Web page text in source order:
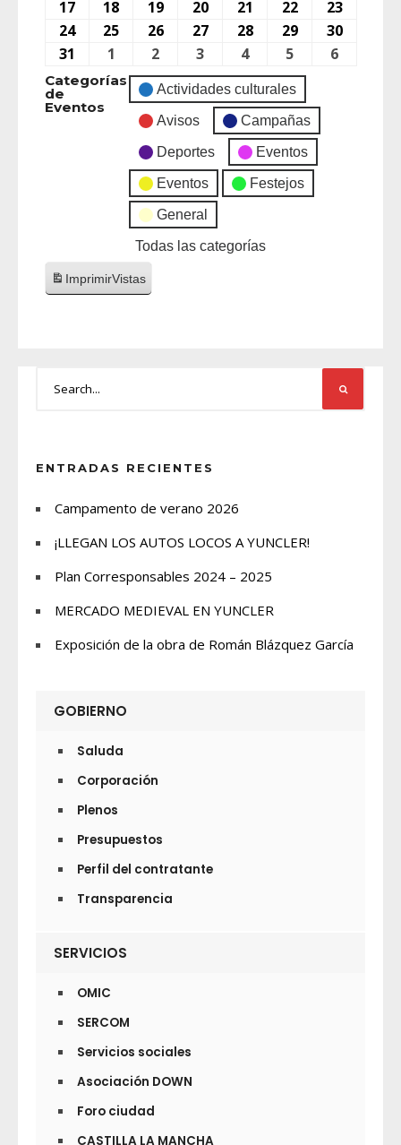
17
18 19 20 21 22
23
24
25 26 27 28 29
30
31
1 2 3 4 5 6
Categorías
de
Eventos
Actividades culturales
Avisos Campañas
Deportes Eventos
Eventos Festejos
General
Todas las categorías
ImprimirVistas
ENTRADAS RECIENTES
Campamento de verano 2026
¡LLEGAN LOS AUTOS LOCOS A YUNCLER!
Plan Corresponsables 2024 – 2025
MERCADO MEDIEVAL EN YUNCLER
Exposición de la obra de Román Blázquez García
GOBIERNO
Saluda
Corporación
Plenos
Presupuestos
Perfil del contratante
Transparencia
SERVICIOS
OMIC
SERCOM
Servicios sociales
Asociación DOWN
Foro ciudad
CASTILLA LA MANCHA